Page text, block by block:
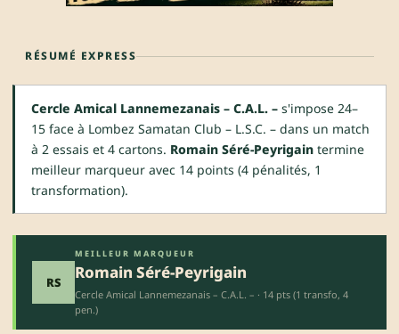
RÉSUMÉ EXPRESS
Cercle Amical Lannemezanais – C.A.L. – s'impose 24–
15 face à Lombez Samatan Club – L.S.C. – dans un match
à 2 essais et 4 cartons. Romain Séré-Peyrigain termine
meilleur marqueur avec 14 points (4 pénalités, 1
transformation).
RS
MEILLEUR MARQUEUR
Romain Séré-Peyrigain
Cercle Amical Lannemezanais – C.A.L. – · 14 pts (1 transfo, 4
pen.)